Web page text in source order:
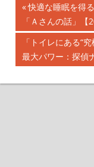
投
稿
ナ
ビ
前
の
記
事:
快適な睡眠を得
「Ａさんの話」【
次
の
事:
「トイレにある“
最大パワー：探偵